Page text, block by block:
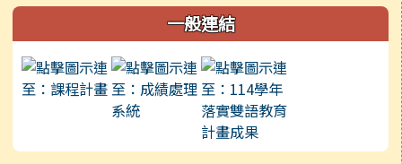
左邊區域內容 一般連結